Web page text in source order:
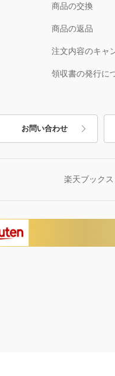
商品の交換
商品の返品
注文内容のキャ
領収書の発行に
お問い合わせ
楽天ブック